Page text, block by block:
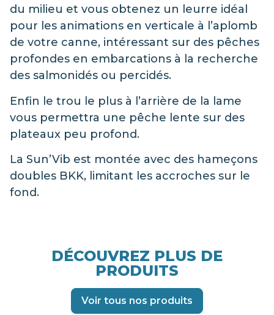
du milieu et vous obtenez un leurre idéal
pour les animations en verticale à l’aplomb
de votre canne, intéressant sur des pêches
profondes en embarcations à la recherche
des salmonidés ou percidés.
Enfin le trou le plus à l’arrière de la lame
vous permettra une pêche lente sur des
plateaux peu profond.
La Sun’Vib est montée avec des hameçons
doubles BKK, limitant les accroches sur le
fond.
DÉCOUVREZ PLUS DE
PRODUITS
Voir tous nos produits